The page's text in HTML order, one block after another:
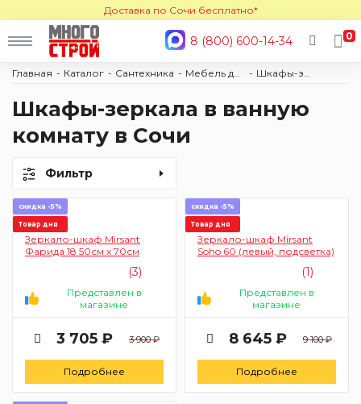
Доставка по Сочи бесплатно*
8 (800) 600-14-34 0
Главная Каталог Сантехника
Шкафы-зеркала в ванную
комнату в Сочи
Фильтр
скидка -5%
Товар дня
Зеркало-шкаф Mirsant
Фарида 18 50см х 70см
(3)
Представлен в
магазине
3 705 ₽ 3 900 ₽
Подробнее
скидка -5%
Товар дня
Зеркало-шкаф Mirsant
Soho 60 (левый, подсветка)
(1)
Представлен в
магазине
8 645 ₽ 9 100 ₽
Подробнее